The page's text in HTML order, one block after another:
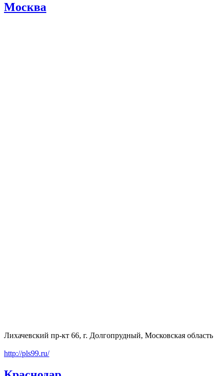
Москва
Лихачевский пр-кт 66, г. Долгопрудный, Московская область
http://pls99.ru/